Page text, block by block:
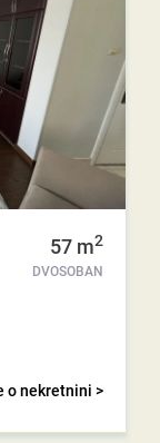
57 m2
DVOSOBAN
o nekretnini >